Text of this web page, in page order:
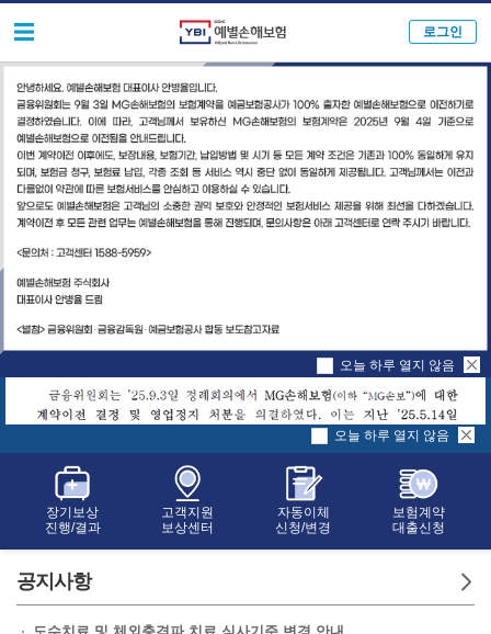
로그인
오늘 하루 열지 않음
오늘 하루 열지 않음
고객정보변경 고객상담신청
장기보상
진행/결과
고객지원
보상센터
자동이체
신청/변경
보험계약
대출신청
공지사항